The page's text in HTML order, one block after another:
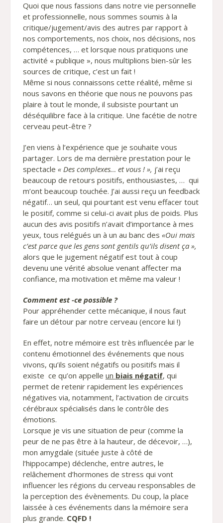
Quoi que nous fassions dans notre vie personnelle
et professionnelle, nous sommes soumis à la
critique/jugement/avis des autres par rapport à
nos comportements, nos choix, nos décisions, nos
compétences, … et lorsque nous pratiquons une
activité « publique », nous multiplions bien-sûr les
sources de critique, c’est un fait !
Même si nous connaissons cette réalité, même si
nous savons en théorie que nous ne pouvons pas
plaire à tout le monde, il subsiste pourtant un
déséquilibre face à la critique. Une facétie de notre
cerveau peut-être ?
J’en viens à l’expérience que je souhaite vous
partager. Lors de ma dernière prestation pour le
spectacle « Des complexes… et vous ! », j’ai reçu
beaucoup de retours positifs, enthousiastes, … qui
m’ont beaucoup touchée. J’ai aussi reçu un feedback
négatif… un seul, qui pourtant est venu effacer tout
le positif, comme si celui-ci avait plus de poids. Plus
aucun des avis positifs n’avait d’importance à mes
yeux, tous relégués un à un au banc des «Oui mais
c’est parce que les gens sont gentils qu’ils disent ça »,
alors que le jugement négatif est tout à coup
devenu une vérité absolue venant affecter ma
confiance, ma motivation et même ma valeur !
Comment est -ce possible ?
Pour appréhender cette mécanique, il nous faut
faire un détour par notre cerveau (encore lui !)
En effet, notre mémoire est très influencée par le
contenu émotionnel des événements que nous
vivons, qu’ils soient négatifs ou positifs mais il
existe ce qu’on appelle un biais négatif, qui
permet de retenir rapidement les expériences
négatives via, notamment, l’activation de circuits
cérébraux spécialisés dans le contrôle des
émotions.
Lorsque je vis une situation de peur (comme la
peur de ne pas être à la hauteur, de décevoir, …),
mon amygdale (située juste à côté de
l’hippocampe) déclenche, entre autres, le
relâchement d’hormones de stress qui vont
influencer les régions du cerveau responsables de
la perception des évènements. Du coup, la place
laissée à ces événements dans la mémoire sera
plus grande. CQFD !